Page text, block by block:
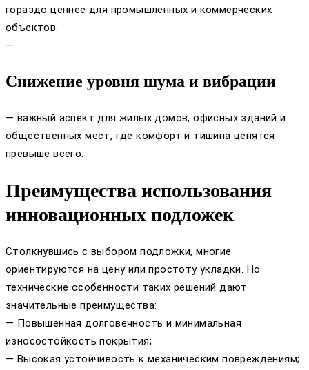
гораздо ценнее для промышленных и коммерческих
объектов.
—
Снижение уровня шума и вибрации
— важный аспект для жилых домов, офисных зданий и
общественных мест, где комфорт и тишина ценятся
превыше всего.
Преимущества использования
инновационных подложек
Столкнувшись с выбором подложки, многие
ориентируются на цену или простоту укладки. Но
технические особенности таких решений дают
значительные преимущества:
— Повышенная долговечность и минимальная
износостойкость покрытия;
— Высокая устойчивость к механическим повреждениям;